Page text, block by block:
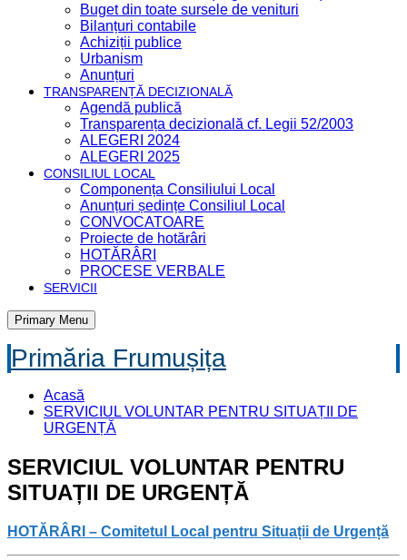
Buget din toate sursele de venituri
Bilanțuri contabile
Achiziții publice
Urbanism
Anunțuri
TRANSPARENȚĂ DECIZIONALĂ
Agendă publică
Transparența decizională cf. Legii 52/2003
ALEGERI 2024
ALEGERI 2025
CONSILIUL LOCAL
Componența Consiliului Local
Anunțuri ședințe Consiliul Local
CONVOCATOARE
Proiecte de hotărâri
HOTĂRÂRI
PROCESE VERBALE
SERVICII
Primary Menu
Primăria Frumușița
Acasă
SERVICIUL VOLUNTAR PENTRU SITUAȚII DE
URGENȚĂ
SERVICIUL VOLUNTAR PENTRU
SITUAȚII DE URGENȚĂ
HOTĂRÂRI – Comitetul Local pentru Situații de Urgență